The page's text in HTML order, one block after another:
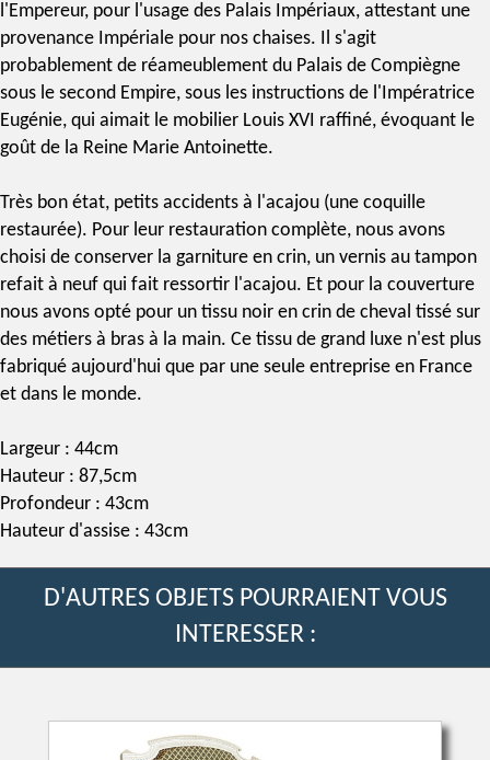
l'Empereur, pour l'usage des Palais Impériaux, attestant une
provenance Impériale pour nos chaises. Il s'agit
probablement de réameublement du Palais de Compiègne
sous le second Empire, sous les instructions de l'Impératrice
Eugénie, qui aimait le mobilier Louis XVI raffiné, évoquant le
goût de la Reine Marie Antoinette.
Très bon état, petits accidents à l'acajou (une coquille
restaurée). Pour leur restauration complète, nous avons
choisi de conserver la garniture en crin, un vernis au tampon
refait à neuf qui fait ressortir l'acajou. Et pour la couverture
nous avons opté pour un tissu noir en crin de cheval tissé sur
des métiers à bras à la main. Ce tissu de grand luxe n'est plus
fabriqué aujourd'hui que par une seule entreprise en France
et dans le monde.
Largeur : 44cm
Hauteur : 87,5cm
Profondeur : 43cm
Hauteur d'assise : 43cm
D'AUTRES OBJETS POURRAIENT VOUS
INTERESSER :